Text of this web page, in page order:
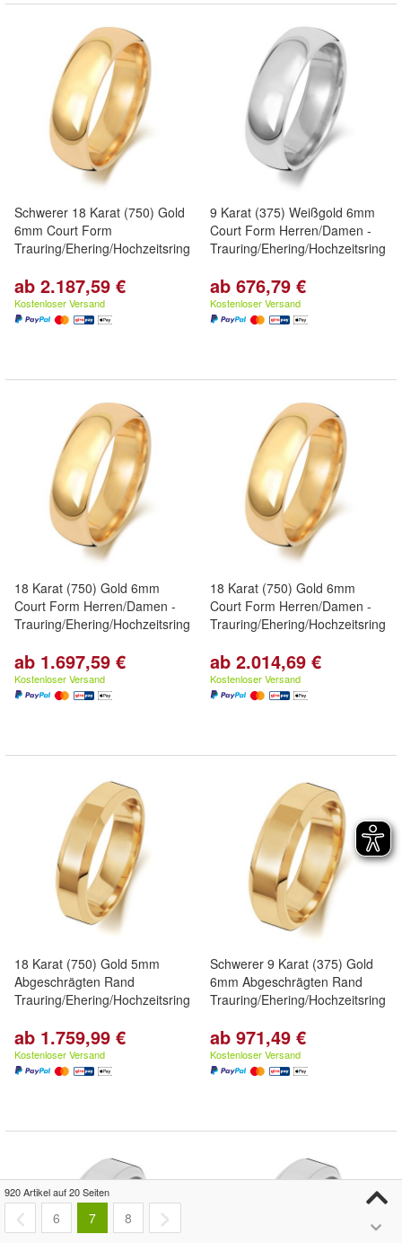
Schwerer 18 Karat (750) Gold
6mm Court Form
Trauring/Ehering/Hochzeitsring
ab 2.187,59 €
Kostenloser Versand
9 Karat (375) Weißgold 6mm
Court Form Herren/Damen -
Trauring/Ehering/Hochzeitsring
ab 676,79 €
Kostenloser Versand
18 Karat (750) Gold 6mm
Court Form Herren/Damen -
Trauring/Ehering/Hochzeitsring
ab 1.697,59 €
Kostenloser Versand
18 Karat (750) Gold 6mm
Court Form Herren/Damen -
Trauring/Ehering/Hochzeitsring
ab 2.014,69 €
Kostenloser Versand
18 Karat (750) Gold 5mm
Abgeschrägten Rand
Trauring/Ehering/Hochzeitsring
ab 1.759,99 €
Kostenloser Versand
Schwerer 9 Karat (375) Gold
6mm Abgeschrägten Rand
Trauring/Ehering/Hochzeitsring
ab 971,49 €
Kostenloser Versand
920 Artikel auf 20 Seiten
6 7 8